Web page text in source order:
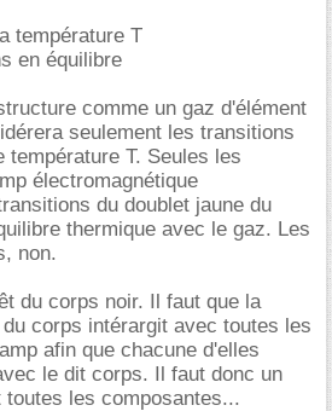
température T
en équilibre
comme un gaz d'élément
seulement les transitions
température T. Seules les
électromagnétique
du doublet jaune du
thermique avec le gaz. Les
non.
du corps noir. Il faut que la
corps intérargit avec toutes les
afin que chacune d'elles
le dit corps. Il faut donc un
les composantes...